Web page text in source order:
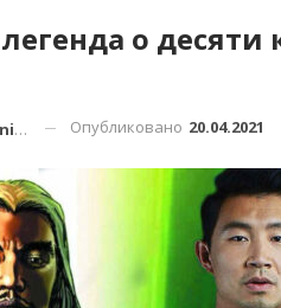
о десяти
Опубликовано 20.04.2021